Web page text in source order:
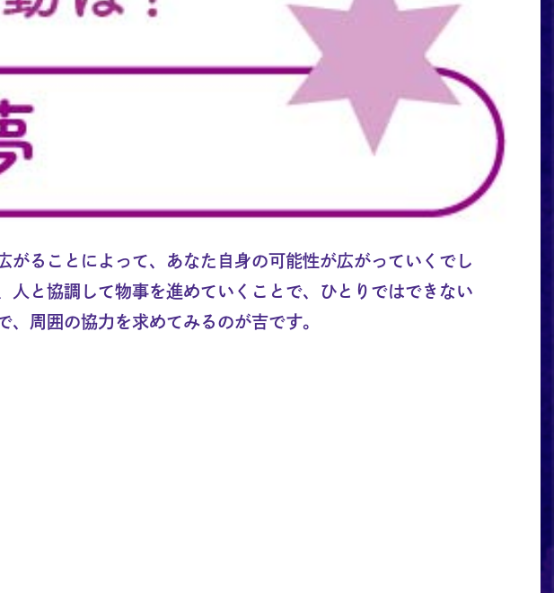
ることによって、あなた自身の可能性が広がっていくでし
人と協調して物事を進めていくことで、ひとりではできない
周囲の協力を求めてみるのが吉です。